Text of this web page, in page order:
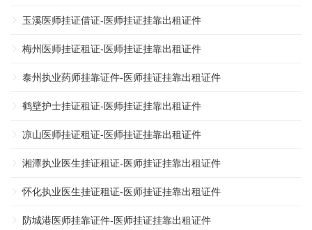
玉溪医师挂证借证-医师挂证挂靠出租证件
梅州医师挂证租证-医师挂证挂靠出租证件
泰州执业药师挂靠证件-医师挂证挂靠出租证件
鹤壁护士挂证租证-医师挂证挂靠出租证件
凉山医师挂证租证-医师挂证挂靠出租证件
湘潭执业医生挂证租证-医师挂证挂靠出租证件
怀化执业医生挂证租证-医师挂证挂靠出租证件
防城港医师挂靠证件-医师挂证挂靠出租证件